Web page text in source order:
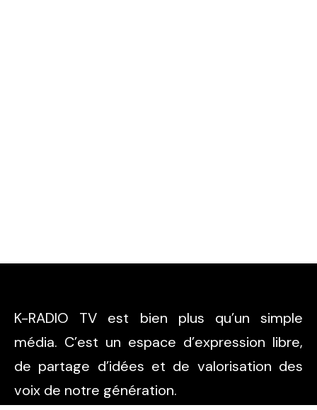
K-RADIO TV est bien plus qu’un simple
média. C’est un espace d’expression libre,
de partage d’idées et de valorisation des
voix de notre génération.